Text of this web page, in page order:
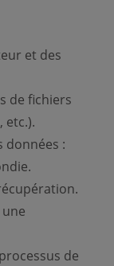
et des
de fichiers
etc.).
données :
de